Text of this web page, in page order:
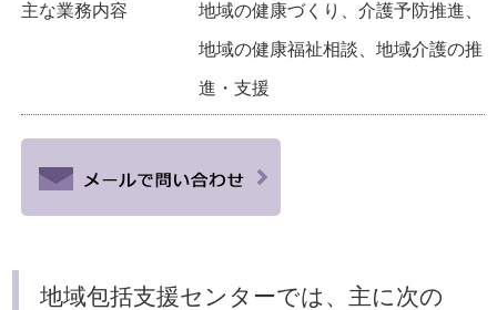
主な業務内容 地域の健康づくり、介護予防推進、
地域の健康福祉相談、地域介護の推
進・支援
地域包括支援センターでは、主に次の